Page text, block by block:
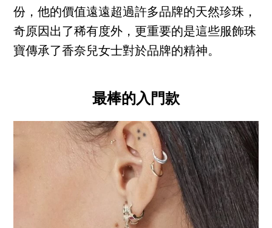
份，他的價值遠遠超過許多品牌的天然珍珠，
奇原因出了稀有度外，更重要的是這些服飾珠
寶傳承了香奈兒女士對於品牌的精神。
最棒的入門款